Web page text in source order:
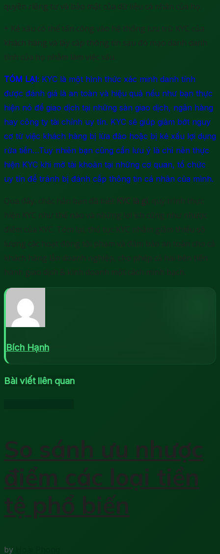
quyền riêng tư và bảo mật của dữ liệu cá nhân của họ.
+ Kẻ xấu có thể tấn công vào hệ thống lưu trữ KYC của
khách hàng và lấy cắp thông tin sau đó mạo danh danh
tính của họ nhằm làm việc xấu.
TÓM LẠI: KYC là một hình thức xác minh danh tính
được đánh giá là an toàn và hiệu quả nếu như bạn thực
hiện nó để giao dịch tại những sàn giao dịch, ngân hàng
hay công ty tài chính uy tín. KYC sẽ giúp giảm bớt nguy
cơ từ việc khách hàng bị lừa đảo hoặc bị kẻ xấu lợi dụng
rửa tiền…Tuy nhiên bạn cũng cần lưu ý là chỉ nên thực
hiện KYC khi mở tài khoản tại những cơ quan, tổ chức
uy tín để tránh bị đánh cắp thông tin cá nhân của mình.
Qua đây, chắc hẳn bạn đã biết KYC là gì , quy trình thực
hiện KYC như thế nào và những lợi ích cũng như nhược
điểm của KYC. Tóm lại, thủ tục KYC nhằm giảm thiểu số
lượng các hoạt động tội phạm và đảm bảo an toàn cho cả
khách hàng lẫn doanh nghiệp, cho phép cả hai bên tiến
hành giao dịch & kinh doanh một cách minh bạch.
Bích Hạnh
Bài viết liên quan
So sánh ưu nhược
điểm các loại tiền
tệ phổ biến
by